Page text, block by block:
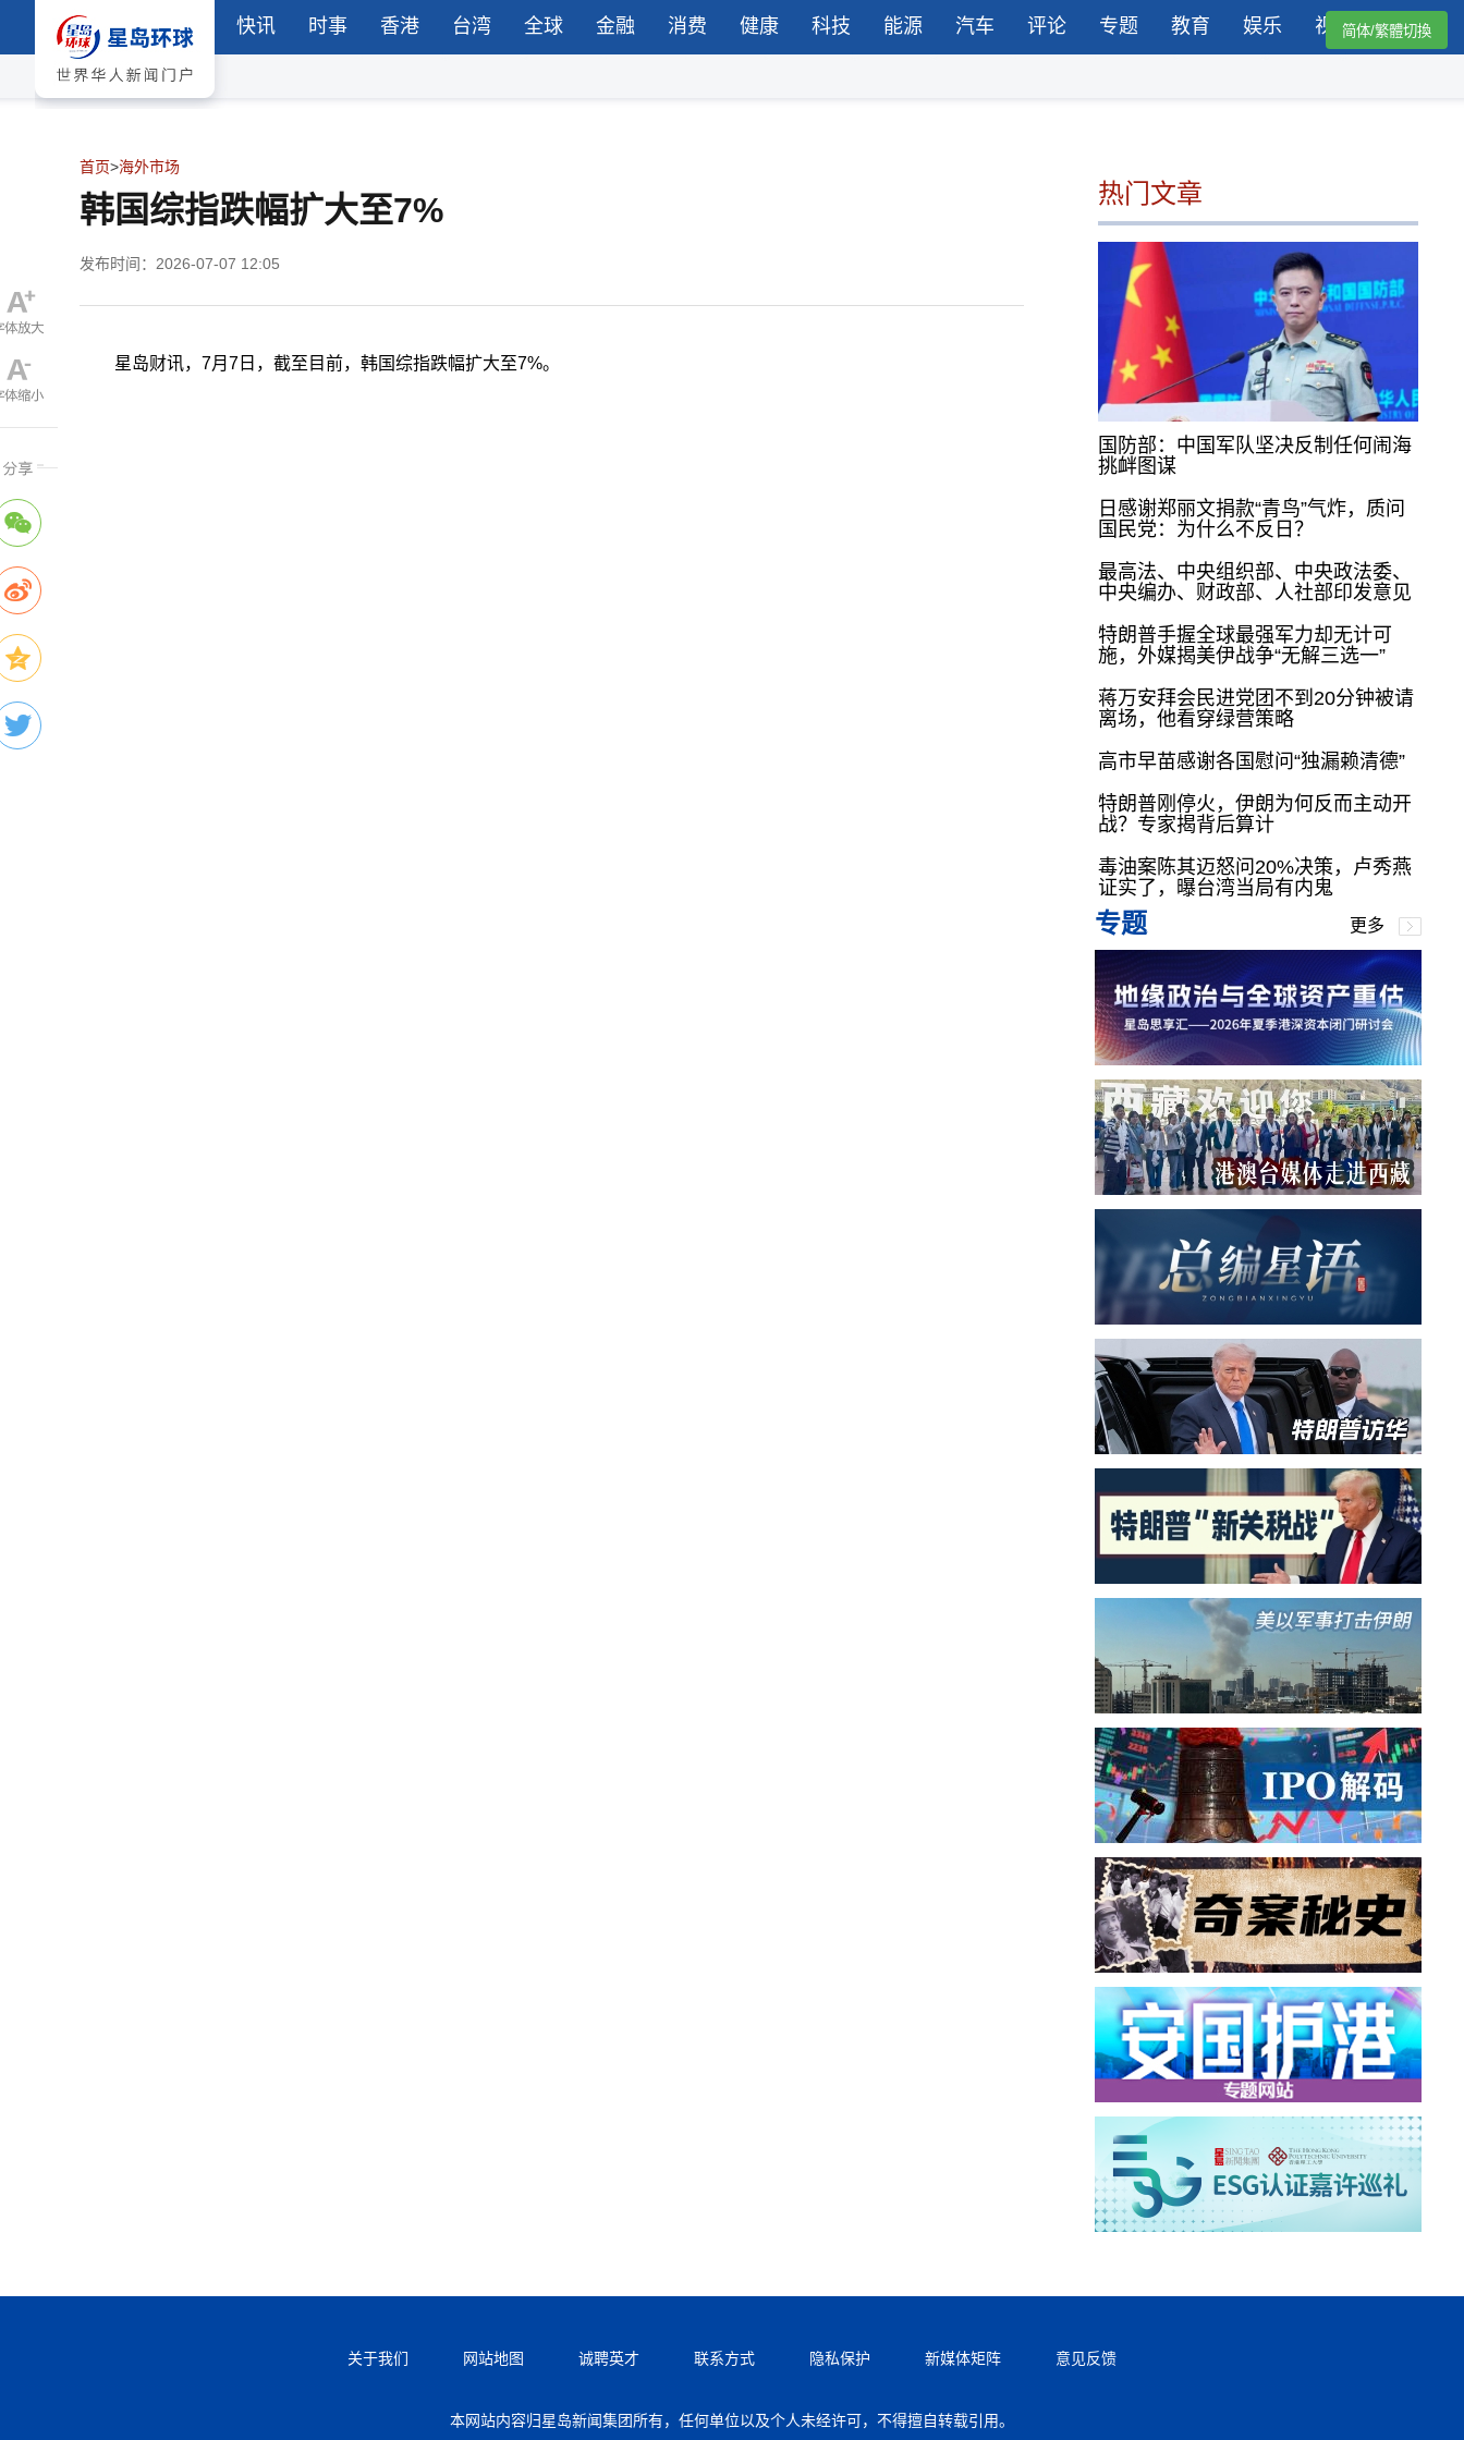
快讯 时事 香港 台湾 全球 金融 消费 健康 科技 能源 汽车 评论 专题 教育 娱乐 视频简体/繁體切換
首页>海外市场
韩国综指跌幅扩大至7%
发布时间：2026-07-07 12:05
星岛财讯，7月7日，截至目前，韩国综指跌幅扩大至7%。
热门文章
国防部：中国军队坚决反制任何闹海
挑衅图谋
日感谢郑丽文捐款“青鸟”气炸，质问
国民党：为什么不反日？
最高法、中央组织部、中央政法委、
中央编办、财政部、人社部印发意见
特朗普手握全球最强军力却无计可
施，外媒揭美伊战争“无解三选一”
蒋万安拜会民进党团不到20分钟被请
离场，他看穿绿营策略
高市早苗感谢各国慰问“独漏赖清德”
特朗普刚停火，伊朗为何反而主动开
战？专家揭背后算计
毒油案陈其迈怒问20%决策，卢秀燕
证实了，曝台湾当局有内鬼
专题 更多
关于我们 网站地图 诚聘英才 联系方式 隐私保护 新媒体矩阵 意见反馈
本网站内容归星岛新闻集团所有，任何单位以及个人未经许可，不得擅自转载引用。